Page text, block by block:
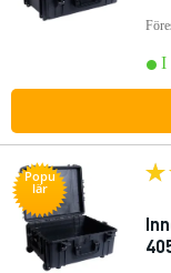
I
Popu
lär